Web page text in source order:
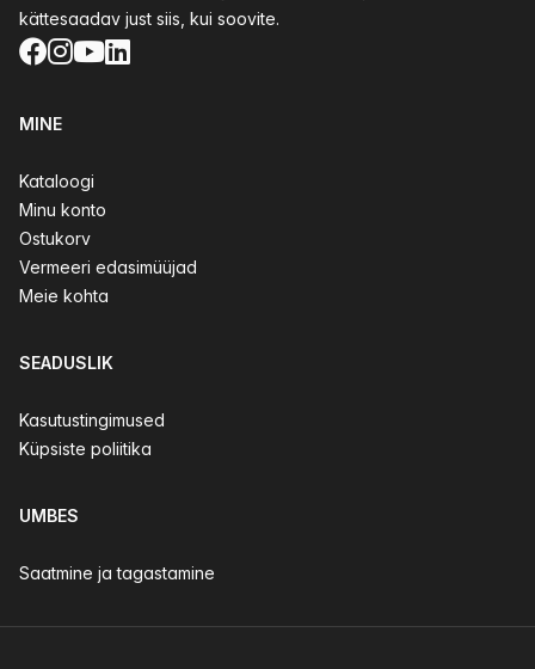
kättesaadav just siis, kui soovite.
Facebook
Instagram
YouTube
LinkedIn
MINE
Kataloogi
Minu konto
Ostukorv
Vermeeri edasimüüjad
Meie kohta
SEADUSLIK
Kasutustingimused
Küpsiste poliitika
UMBES
Saatmine ja tagastamine